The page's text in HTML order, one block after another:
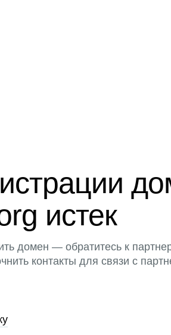
истек
домен — обратитесь к
контакты для связи с